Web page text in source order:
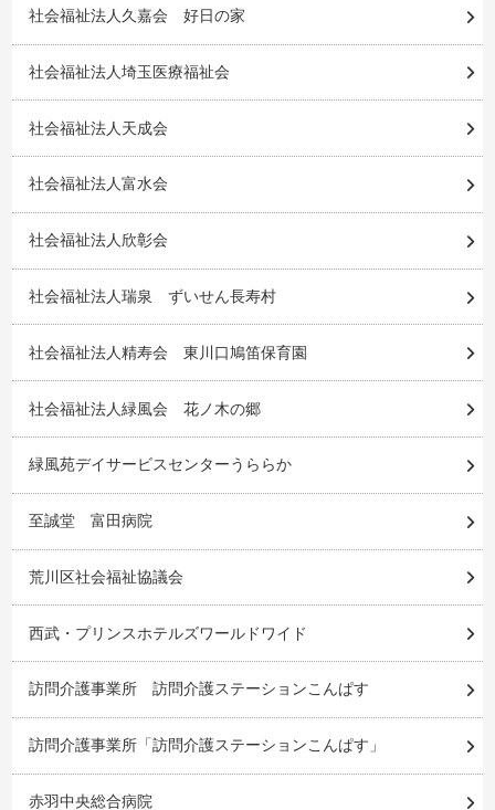
社会福祉法人久嘉会 好日の家
社会福祉法人埼玉医療福祉会
社会福祉法人天成会
社会福祉法人富水会
社会福祉法人欣彰会
社会福祉法人瑞泉 ずいせん長寿村
社会福祉法人精寿会 東川口鳩笛保育園
社会福祉法人緑風会 花ノ木の郷
緑風苑デイサービスセンターうららか
至誠堂 富田病院
荒川区社会福祉協議会
西武・プリンスホテルズワールドワイド
訪問介護事業所 訪問介護ステーションこんぱす
訪問介護事業所「訪問介護ステーションこんぱす」
赤羽中央総合病院